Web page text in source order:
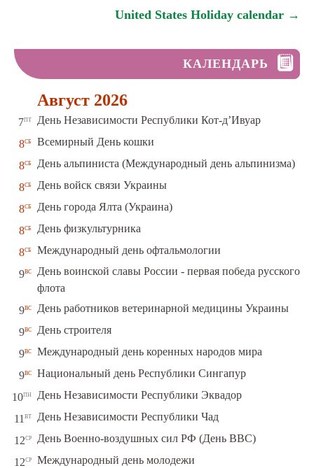
United States Holiday calendar →
КАЛЕНДАРЬ
Август 2026
7пт День Независимости Республики Кот-д’Ивуар
8сб Всемирный День кошки
8сб День альпиниста (Международный день альпинизма)
8сб День войск связи Украины
8сб День города Ялта (Украина)
8сб День физкультурника
8сб Международный день офтальмологии
9вс
День воинской славы России - первая победа русского
флота
9вс День работников ветеринарной медицины Украины
9вс День строителя
9вс Международный день коренных народов мира
9вс Национальный день Республики Сингапур
10пн День Независимости Республики Эквадор
11 вт День Независимости Республики Чад
12ср День Военно-воздушных сил РФ (День ВВС)
12ср Международный день молодежи